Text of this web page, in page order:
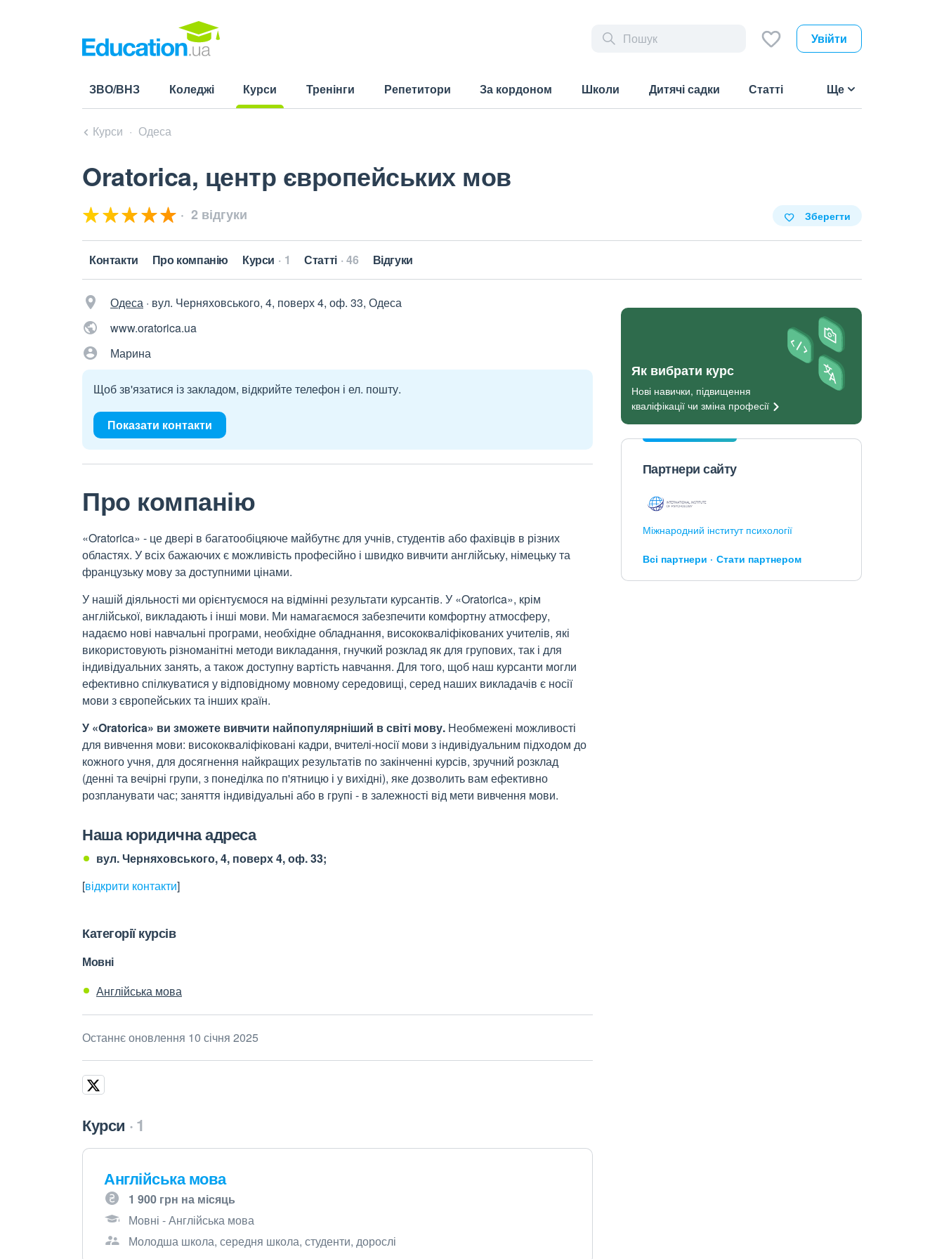
Увійти
ЗВО/ВНЗ Коледжі
Курси
Тренінги Репетитори За кордоном Школи Дитячі садки Статті Ще
Курси Одеса
Oratorica, центр європейських мов
2 відгуки Зберегти
Контакти Про компанію Курси 1 Статті 46 Відгуки
Одеса · вул. Черняховського, 4, поверх 4, оф. 33, Одеса
www.oratorica.ua
Марина
Щоб зв'язатися із закладом, відкрийте телефон і ел. пошту.
Показати контакти
Про компанію
«Oratorica» - це двері в багатообіцяюче майбутнє для учнів, студентів або фахівців в різних
областях. У всіх бажаючих є можливість професійно і швидко вивчити англійську, німецьку та
французьку мову за доступними цінами.
У нашій діяльності ми орієнтуємося на відмінні результати курсантів. У «Oratorica», крім
англійської, викладають і інші мови. Ми намагаємося забезпечити комфортну атмосферу,
надаємо нові навчальні програми, необхідне обладнання, висококваліфікованих учителів, які
використовують різноманітні методи викладання, гнучкий розклад як для групових, так і для
індивідуальних занять, а також доступну вартість навчання. Для того, щоб наш курсанти могли
ефективно спілкуватися у відповідному мовному середовищі, серед наших викладачів є носії
мови з європейських та інших країн.
У «Oratorica» ви зможете вивчити найпопулярніший в світі мову. Необмежені можливості
для вивчення мови: висококваліфіковані кадри, вчителі-носії мови з індивідуальним підходом до
кожного учня, для досягнення найкращих результатів по закінченні курсів, зручний розклад
(денні та вечірні групи, з понеділка по п'ятницю і у вихідні), яке дозволить вам ефективно
розпланувати час; заняття індивідуальні або в групі - в залежності від мети вивчення мови.
Наша юридична адреса
вул. Черняховського, 4, поверх 4, оф. 33;
[відкрити контакти]
Категорії курсів
Мовні
Англійська мова
Останнє оновлення 10 січня 2025
Курси 1
Англійська мова
1 900 грн на місяць
Мовні - Англійська мова
Молодша школа, середня школа, студенти, дорослі
Як вибрати курс
Нові навички, підвищення
кваліфікації чи зміна професії
Партнери сайту
Міжнародний інститут психології
Всі партнери Стати партнером